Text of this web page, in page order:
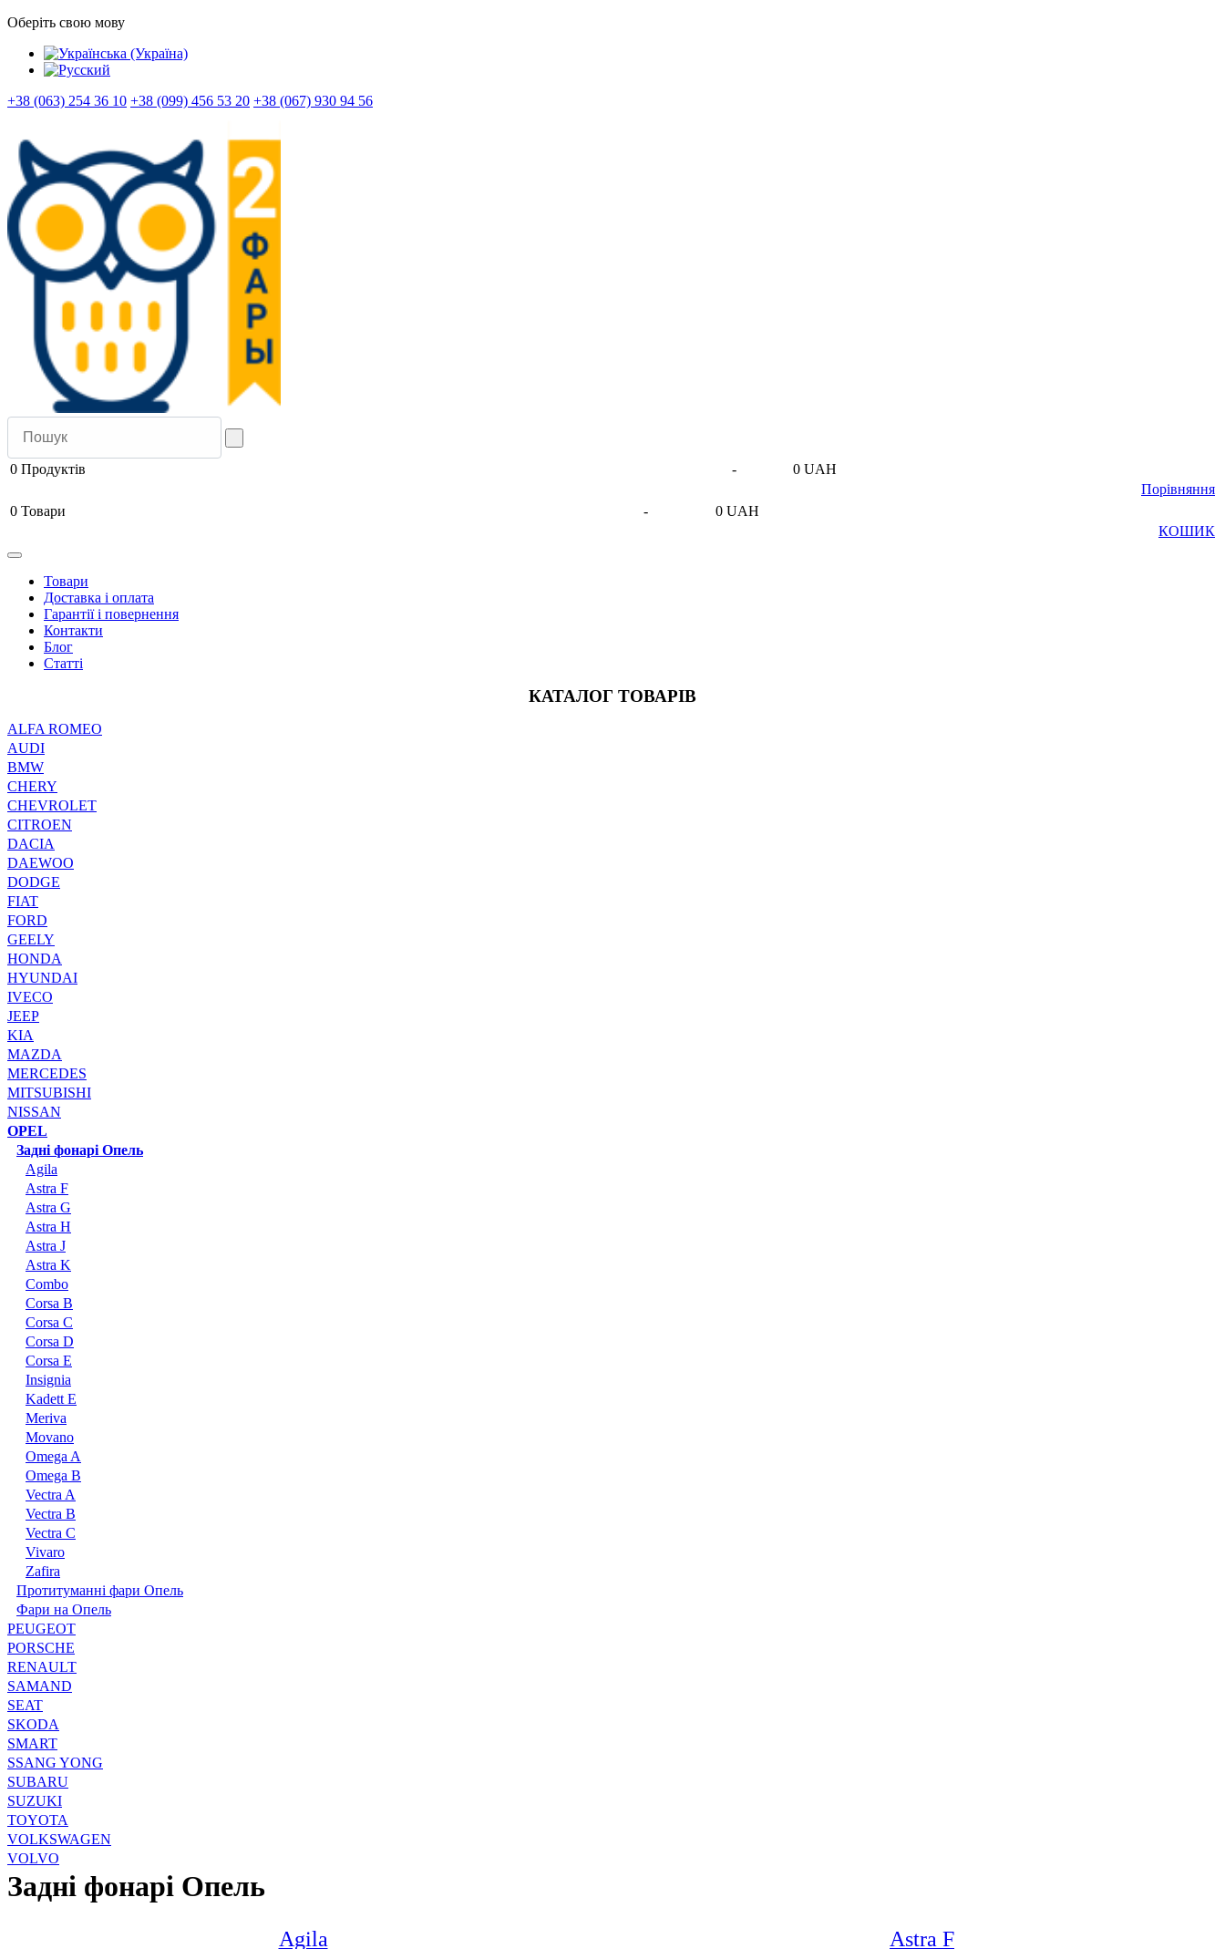
Оберіть свою мову
+38 (063) 254 36 10 +38 (099) 456 53 20 +38 (067) 930 94 56
0 Продуктів -
0 UAH
Порівняння
0 Товари -
0 UAH
КОШИК
Товари
Доставка і оплата
Гарантії і повернення
Контакти
Блог
Статті
КАТАЛОГ ТОВАРІВ
ALFA ROMEO
AUDI
BMW
CHERY
CHEVROLET
CITROEN
DACIA
DAEWOO
DODGE
FIAT
FORD
GEELY
HONDA
HYUNDAI
IVECO
JEEP
KIA
MAZDA
MERCEDES
MITSUBISHI
NISSAN
OPEL
Задні фонарі Опель
Agila
Astra F
Astra G
Astra H
Astra J
Astra K
Combo
Corsa B
Corsa C
Corsa D
Corsa E
Insignia
Kadett E
Meriva
Movano
Omega A
Omega B
Vectra A
Vectra B
Vectra С
Vivaro
Zafira
Протитуманні фари Опель
Фари на Опель
PEUGEOT
PORSCHE
RENAULT
SAMAND
SEAT
SKODA
SMART
SSANG YONG
SUBARU
SUZUKI
TOYOTA
VOLKSWAGEN
VOLVO
Задні фонарі Опель
Agila Astra F